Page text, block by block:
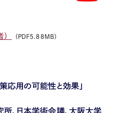
（PDF5.88MB）
策応用の可能性と効果」
所、日本学術会議、大阪大学